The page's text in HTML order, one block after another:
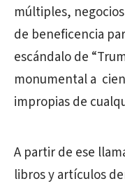
múltiples,
de beneficencia
escándalo de
monumental a
impropias de
A partir de ese
libros y artículos